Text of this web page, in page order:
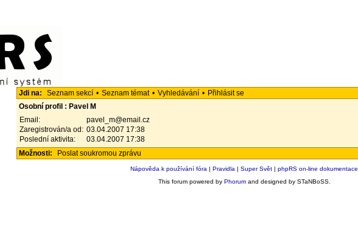
Jdi na: Seznam sekcí • Seznam témat • Vyhledávání • Přihlásit se
Osobní profil : Pavel M
Email:
pavel_m@email.cz
Zaregistrován/a od: 03.04.2007 17:38
Poslední aktivita:
03.04.2007 17:38
Možnosti:
Poslat soukromou zprávu
Nápověda k používání fóra | Pravidla | Super Svět | phpRS on-line dokumentace
This forum powered by Phorumand designed by STaNBoSS.